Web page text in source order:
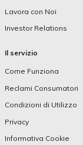
Lavora con Noi
Investor Relations
Il servizio
Come Funziona
Reclami Consumatori
Condizioni di Utilizzo
Privacy
Informativa Cookie